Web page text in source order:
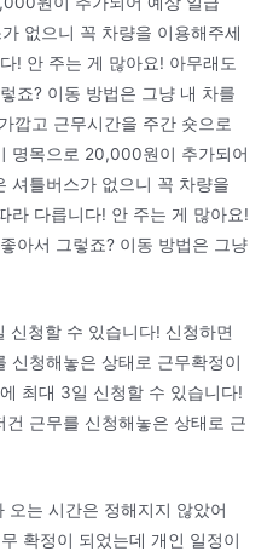
없으니 꼭 차량을 이용해주세
! 안 주는 게 많아요! 아무래도
죠? 이동 방법은 그냥 내 차를
깝고 근무시간을 주간 숏으로
명목으로 20,000원이 추가되어
셔틀버스가 없으니 꼭 차량을
라 다릅니다! 안 주는 게 많아요!
아서 그렇죠? 이동 방법은 그냥
신청할 수 있습니다! 신청하면
신청해놓은 상태로 근무확정이
최대 3일 신청할 수 있습니다!
근무를 신청해놓은 상태로 근
오는 시간은 정해지지 않았어
확정이 되었는데 개인 일정이